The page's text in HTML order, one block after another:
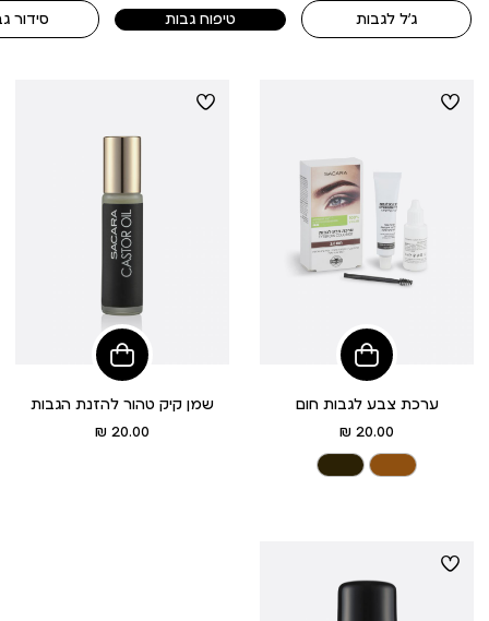
טיפוח גבות שלא תוותרי עליו
ג'ל לגבות טיפוח גבות סידור
הוסיפי
לסל
ערכת צבע לגבות חום
מחיר
מוצר
20.00 ₪
הוסיפי
לסל
שמן קיק טהור להזנת הגבות
מחיר20.00 ₪